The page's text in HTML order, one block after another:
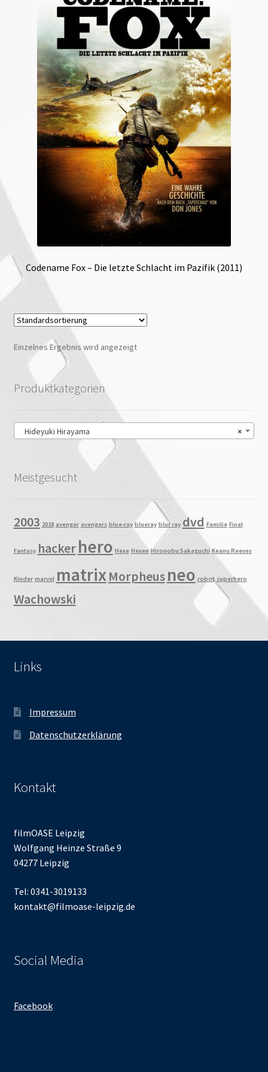
Codename Fox – Die letzte Schlacht im Pazifik (2011)
Einzelnes Ergebnis wird angezeigt
Produktkategorien
×
Hideyuki Hirayama
Meistgesucht
2003 2018 avenger avengers blue-ray blueray blur ray dvd Familie Final
Fantasy hackerhero Hexe Hexen Hironobu Sakaguchi Keanu Reeves
Kinder marvel matrixMorpheusneo robot superhero
Wachowski
Links
Impressum
Datenschutzerklärung
Kontakt
filmOASE Leipzig
Wolfgang Heinze Straße 9
04277 Leipzig
Tel: 0341-3019133
kontakt@filmoase-leipzig.de
Social Media
Facebook